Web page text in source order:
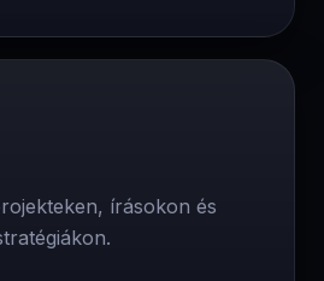
írásokon és